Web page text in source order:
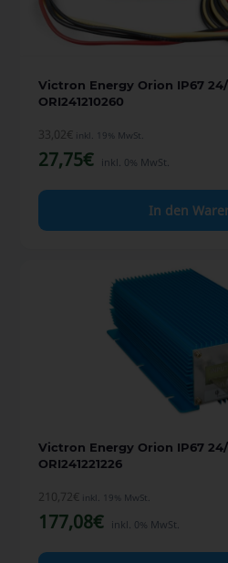
Victron Energy Orion IP67 24/
ORI241210260
33,02€ inkl. 19% MwSt.
27,75€ inkl. 0% MwSt.
In den
Victron Energy Orion IP67 24/
ORI241221226
210,72€ inkl. 19% MwSt.
177,08€ inkl. 0% MwSt.